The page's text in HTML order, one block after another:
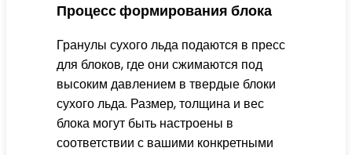
Процесс формирования блока
Гранулы сухого льда подаются в пресс
для блоков, где они сжимаются под
высоким давлением в твердые блоки
сухого льда. Размер, толщина и вес
блока могут быть настроены в
соответствии с вашими конкретными